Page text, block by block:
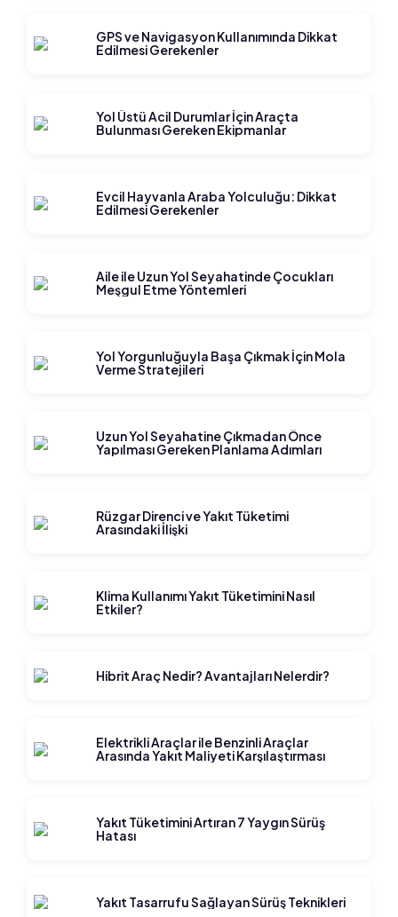
GPS ve Navigasyon Kullanımında Dikkat
Edilmesi Gerekenler
Yol Üstü Acil Durumlar İçin Araçta
Bulunması Gereken Ekipmanlar
Evcil Hayvanla Araba Yolculuğu: Dikkat
Edilmesi Gerekenler
Aile ile Uzun Yol Seyahatinde Çocukları
Meşgul Etme Yöntemleri
Yol Yorgunluğuyla Başa Çıkmak İçin Mola
Verme Stratejileri
Uzun Yol Seyahatine Çıkmadan Önce
Yapılması Gereken Planlama Adımları
Rüzgar Direnci ve Yakıt Tüketimi
Arasındaki İlişki
Klima Kullanımı Yakıt Tüketimini Nasıl
Etkiler?
Hibrit Araç Nedir? Avantajları Nelerdir?
Elektrikli Araçlar ile Benzinli Araçlar
Arasında Yakıt Maliyeti Karşılaştırması
Yakıt Tüketimini Artıran 7 Yaygın Sürüş
Hatası
Yakıt Tasarrufu Sağlayan Sürüş Teknikleri